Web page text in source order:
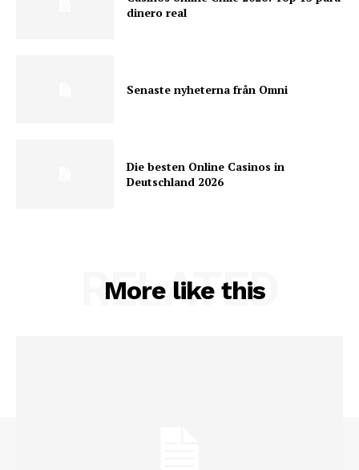
dinero real
Senaste nyheterna från Omni
Die besten Online Casinos in
Deutschland 2026
More like this
RELATED